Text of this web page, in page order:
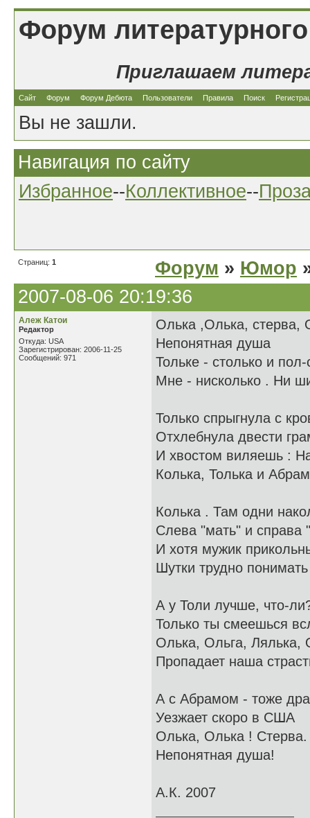
Форум
Приглашаем
Сайт Форум Форум Дебюта Пользователи Правила Поиск
Вы не зашли.
Навигация по сайту
Избранное--Коллективное--
Страниц: 1 Форум » Юмор
2007-08-06 20:19:36
Алеж Катои
Редактор
Откуда: USA
Зарегистрирован: 2006-11-25
Сообщений: 971
Олька ,Олька, стерва,
Непонятная душа
Тольке - столько и пол-
Мне - нисколько . Ни
Только спрыгнула с
Oтхлебнула двести
И хвостом виляешь :
Колька, Толька и
Колька . Там одни
Слева "мать" и справа
И хотя мужик
Шутки трудно понимать
А у Толи лучше, что-
Только ты смеешься
Олька, Ольга, Лялька,
Пропадает наша
А с Абрамом - тоже
Уезжает скоро в США
Олька, Олька !
Непонятная душа!
А.К. 2007